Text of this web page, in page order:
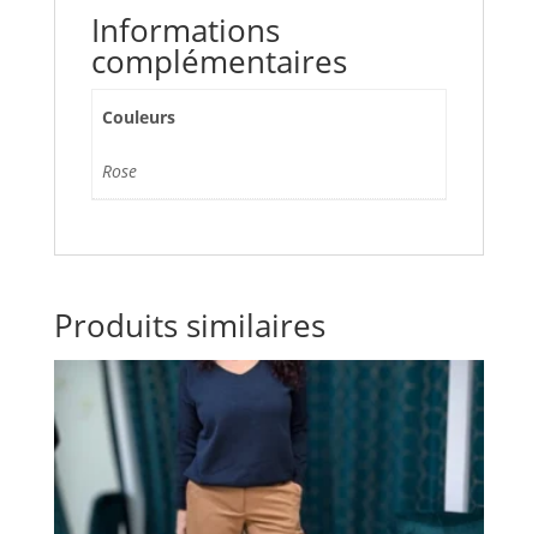
Informations
complémentaires
Couleurs
Rose
Produits similaires